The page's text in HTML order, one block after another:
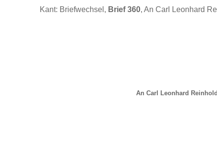
Kant: Briefwechsel, Brief 360, An Carl Leonhard
An Carl Leonhard